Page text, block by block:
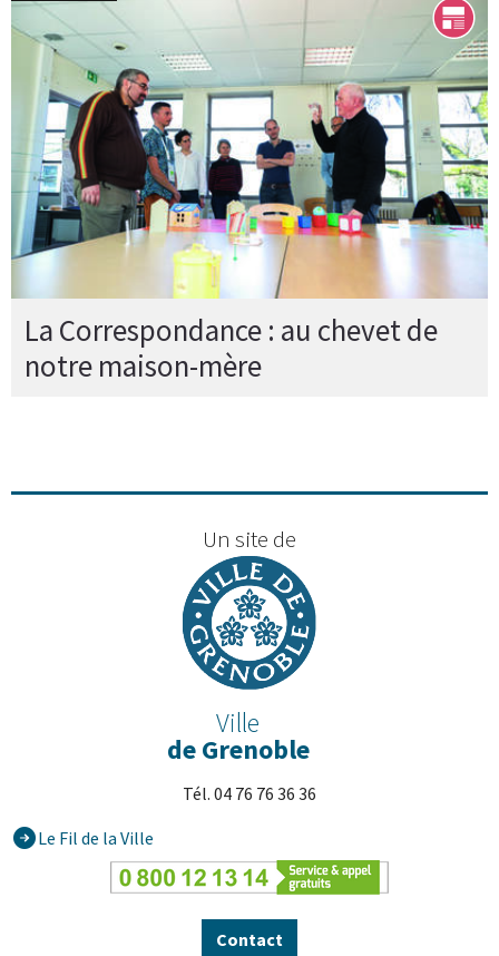
La Correspondance : au chevet de
notre maison-mère
Un site de
Ville
de Grenoble
Tél. 04 76 76 36 36
Le Fil de la Ville
Contact